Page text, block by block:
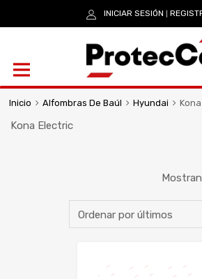
INICIAR SESIÓN
Inicio Alfombras De Baúl Hyundai
Kona Electric